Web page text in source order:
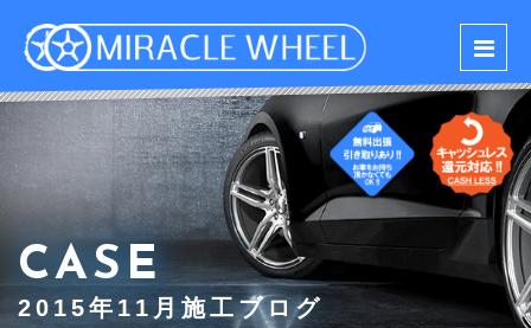
CASE
2015年11月施工ブログ